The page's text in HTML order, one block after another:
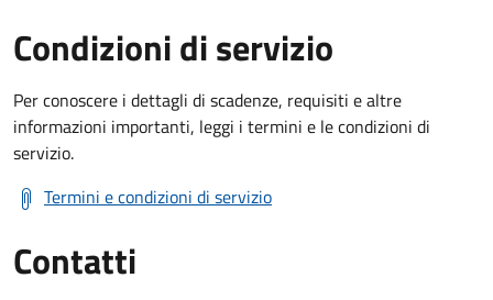
Condizioni di servizio
Per conoscere i dettagli di scadenze, requisiti e altre
informazioni importanti, leggi i termini e le condizioni di
servizio.
Termini e condizioni di servizio
Contatti